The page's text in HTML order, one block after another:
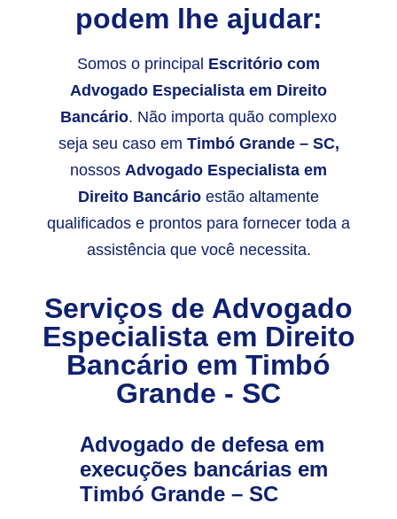
podem lhe ajudar:
Somos o principal Escritório com
Advogado Especialista em Direito
Bancário. Não importa quão complexo
seja seu caso em Timbó Grande – SC,
nossos Advogado Especialista em
Direito Bancário estão altamente
qualificados e prontos para fornecer toda a
assistência que você necessita.
Serviços de Advogado
Especialista em Direito
Bancário em Timbó
Grande - SC
Advogado de defesa em
execuções bancárias em
Timbó Grande – SC